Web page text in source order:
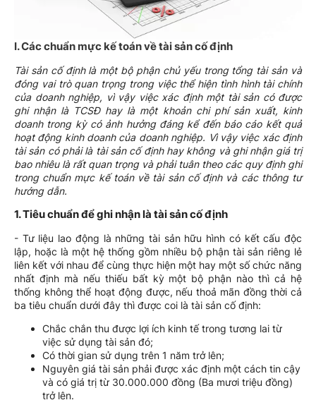
I. Các chuẩn mực kế toán về tài sản cố định
Tài sản cố định là một bộ phận chủ yếu trong tổng tài sản và
đóng vai trò quan trọng trong việc thể hiện tình hình tài chính
của doanh nghiệp, vì vậy việc xác định một tài sản có được
ghi nhận là TCSĐ hay là một khoản chi phí sản xuất, kinh
doanh trong kỳ có ảnh hưởng đáng kể đến báo cáo kết quả
hoạt động kinh doanh của doanh nghiệp. Vì vậy việc xác định
tài sản có phải là tài sản cố định hay không và ghi nhận giá trị
bao nhiêu là rất quan trọng và phải tuân theo các quy định ghi
trong chuẩn mực kế toán về tài sản cố định và các thông tư
hướng dẫn.
1. Tiêu chuẩn để ghi nhận là tài sản cố định
- Tư liệu lao động là những tài sản hữu hình có kết cấu độc
lập, hoặc là một hệ thống gồm nhiều bộ phận tài sản riêng lẻ
liên kết với nhau để cùng thực hiện một hay một số chức năng
nhất định mà nếu thiếu bất kỳ một bộ phận nào thì cả hệ
thống không thể hoạt động được, nếu thoả mãn đồng thời cả
ba tiêu chuẩn dưới đây thì được coi là tài sản cố định:
Chắc chắn thu được lợi ích kinh tế trong tương lai từ
việc sử dụng tài sản đó;
Có thời gian sử dụng trên 1 năm trở lên;
Nguyên giá tài sản phải được xác định một cách tin cậy
và có giá trị từ 30.000.000 đồng (Ba mươi triệu đồng)
trở lên.